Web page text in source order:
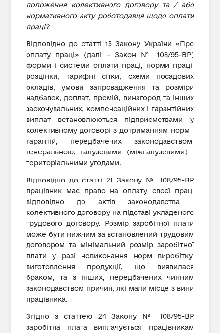
положення колективного договору та / або
нормативного акту роботодавця щодо оплати
праці?
Відповідно до статті 15 Закону України «Про
оплату праці» (далі – Закон № 108/95-ВР)
форми і системи оплати праці, норми праці,
розцінки, тарифні сітки, схеми посадових
окладів, умови запровадження та розміри
надбавок, доплат, премій, винагород та інших
заохочувальних, компенсаційних і гарантійних
виплат встановлюються підприємствами у
колективному договорі з дотриманням норм і
гарантій, передбачених законодавством,
генеральною, галузевими (міжгалузевими) і
територіальними угодами.
Відповідно до статті 21 Закону № 108/95-ВР
працівник має право на оплату своєї праці
відповідно до актів законодавства і
колективного договору на підставі укладеного
трудового договору. Розмір заробітної плати
може бути нижчим за встановлений трудовим
договором та мінімальний розмір заробітної
плати у разі невиконання норм виробітку,
виготовлення продукції, що виявилася
браком, та з інших, передбачених чинним
законодавством причин, які мали місце з вини
працівника.
Згідно з статтею 24 Закону № 108/95-ВР
заробітна плата виплачується працівникам